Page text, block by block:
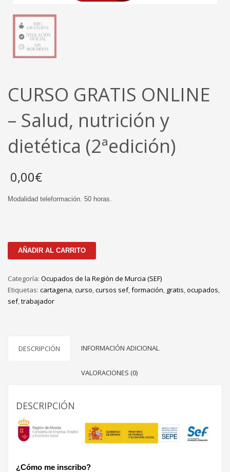
CURSO GRATIS ONLINE
– Salud, nutrición y
dietética (2ªedición)
0,00€
Modalidad teleformación. 50 horas.
CURSO
GRATIS
-
Salud,
nutrición
cantidad
AÑADIR AL CARRITO
Categoría: Ocupados de la Región de Murcia (SEF)
Etiquetas: cartagena,curso,cursos sef,formación, gratis,ocupados,
sef,trabajador
DESCRIPCIÓN INFORMACIÓN ADICIONAL
VALORACIONES (0)
DESCRIPCIÓN
¿Cómo me inscribo?